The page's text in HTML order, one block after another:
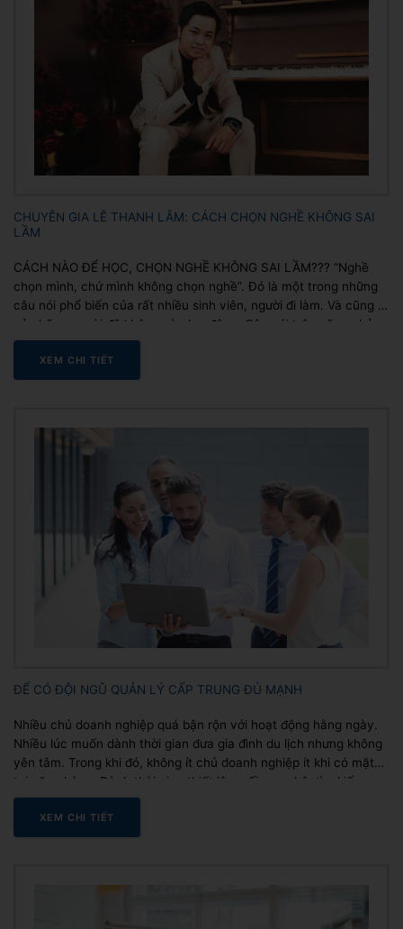
CHUYÊN GIA LÊ THANH LÂM: CÁCH CHỌN NGHỀ KHÔNG SAI
LẦM
CÁCH NÀO ĐỂ HỌC, CHỌN NGHỀ KHÔNG SAI LẦM??? “Nghề
chọn mình, chứ mình không chọn nghề”. Đó là một trong những
câu nói phổ biến của rất nhiều sinh viên, người đi làm. Và cũng là
cả những người đã không còn lao động. Câu nói trên cũng phản
ánh đúng vào thực tế....
XEM CHI TIẾT
ĐỂ CÓ ĐỘI NGŨ QUẢN LÝ CẤP TRUNG ĐỦ MẠNH
Nhiều chủ doanh nghiệp quá bận rộn với hoạt động hằng ngày.
Nhiều lúc muốn dành thời gian đưa gia đình du lịch nhưng không
yên tâm. Trong khi đó, không ít chủ doanh nghiệp ít khi có mặt
tại văn phòng. Dành thời gian thiết lập mối quan hệ, tìm kiếm
nhân sự và...
XEM CHI TIẾT